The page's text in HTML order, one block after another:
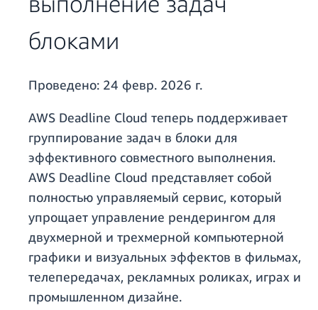
блоками
Проведено: 24 февр. 2026 г.
AWS Deadline Cloud теперь поддерживает
группирование задач в блоки для
эффективного совместного выполнения.
AWS Deadline Cloud представляет собой
полностью управляемый сервис, который
упрощает управление рендерингом для
двухмерной и трехмерной компьютерной
графики и визуальных эффектов в фильмах,
телепередачах, рекламных роликах, играх и
промышленном дизайне.